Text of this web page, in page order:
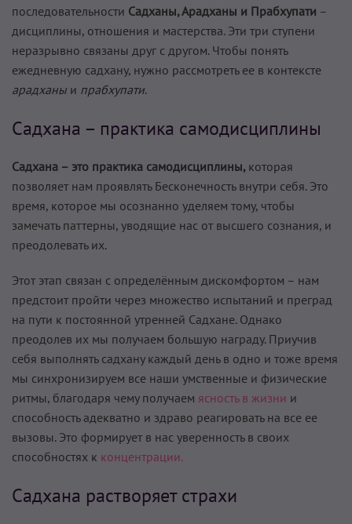
последовательности Садханы, Арадханы и Прабхупати –
дисциплины, отношения и мастерства. Эти три ступени
неразрывно связаны друг с другом. Чтобы понять
ежедневную садхану, нужно рассмотреть ее в контексте
арадханы и прабхупати.
Садхана – практика самодисциплины
Садхана – это практика самодисциплины, которая
позволяет нам проявлять Бесконечность внутри себя. Это
время, которое мы осознанно уделяем тому, чтобы
замечать паттерны, уводящие нас от высшего сознания, и
преодолевать их.
Этот этап связан с определённым дискомфортом – нам
предстоит пройти через множество испытаний и преград
на пути к постоянной утренней Садхане. Однако
преодолев их мы получаем большую награду. Приучив
себя выполнять садхану каждый день в одно и тоже время
мы синхронизируем все наши умственные и физические
ритмы, благодаря чему получаем ясность в жизни и
способность адекватно и здраво реагировать на все ее
вызовы. Это формирует в нас уверенность в своих
способностях к концентрации.
Садхана растворяет страхи